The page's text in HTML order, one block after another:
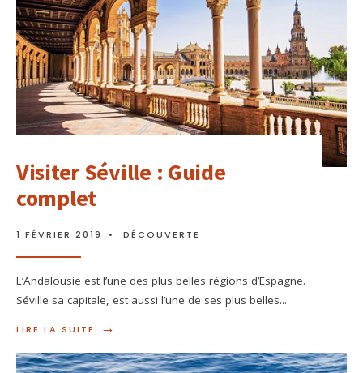
Visiter Séville : Guide
complet
1 FÉVRIER 2019 • DÉCOUVERTE
L’Andalousie est l’une des plus belles régions d’Espagne.
Séville sa capitale, est aussi l’une de ses plus belles...
LIRE LA SUITE →